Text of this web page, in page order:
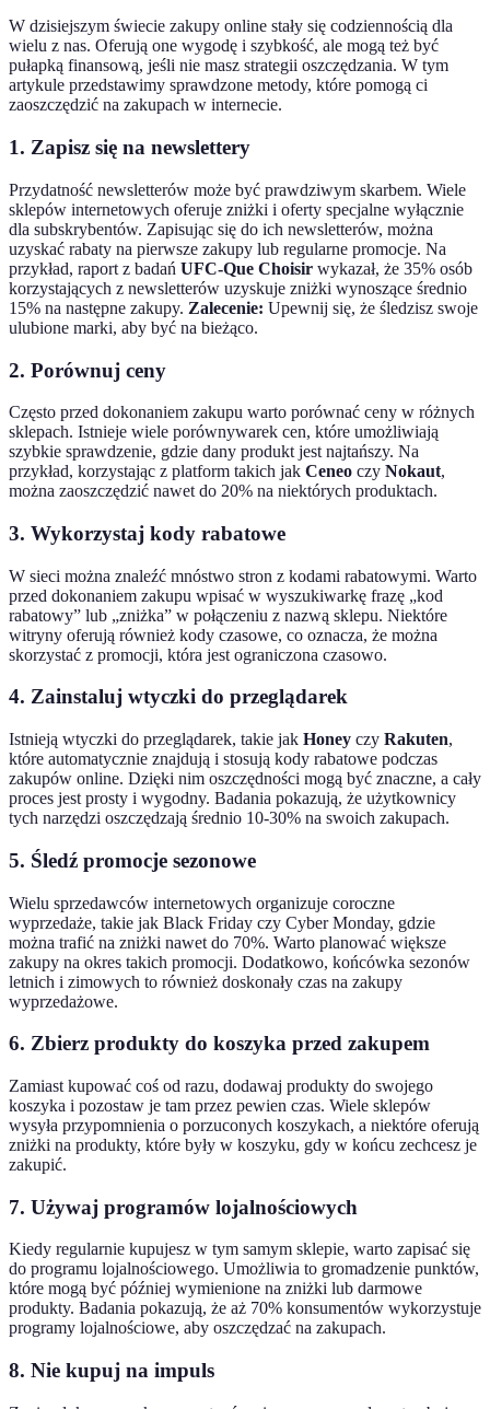
W dzisiejszym świecie zakupy online stały się codziennością dla
wielu z nas. Oferują one wygodę i szybkość, ale mogą też być
pułapką finansową, jeśli nie masz strategii oszczędzania. W tym
artykule przedstawimy sprawdzone metody, które pomogą ci
zaoszczędzić na zakupach w internecie.
1. Zapisz się na newslettery
Przydatność newsletterów może być prawdziwym skarbem. Wiele
sklepów internetowych oferuje zniżki i oferty specjalne wyłącznie
dla subskrybentów. Zapisując się do ich newsletterów, można
uzyskać rabaty na pierwsze zakupy lub regularne promocje. Na
przykład, raport z badań UFC-Que Choisir wykazał, że 35% osób
korzystających z newsletterów uzyskuje zniżki wynoszące średnio
15% na następne zakupy. Zalecenie: Upewnij się, że śledzisz swoje
ulubione marki, aby być na bieżąco.
2. Porównuj ceny
Często przed dokonaniem zakupu warto porównać ceny w różnych
sklepach. Istnieje wiele porównywarek cen, które umożliwiają
szybkie sprawdzenie, gdzie dany produkt jest najtańszy. Na
przykład, korzystając z platform takich jak Ceneo czy Nokaut,
można zaoszczędzić nawet do 20% na niektórych produktach.
3. Wykorzystaj kody rabatowe
W sieci można znaleźć mnóstwo stron z kodami rabatowymi. Warto
przed dokonaniem zakupu wpisać w wyszukiwarkę frazę „kod
rabatowy” lub „zniżka” w połączeniu z nazwą sklepu. Niektóre
witryny oferują również kody czasowe, co oznacza, że można
skorzystać z promocji, która jest ograniczona czasowo.
4. Zainstaluj wtyczki do przeglądarek
Istnieją wtyczki do przeglądarek, takie jak Honey czy Rakuten,
które automatycznie znajdują i stosują kody rabatowe podczas
zakupów online. Dzięki nim oszczędności mogą być znaczne, a cały
proces jest prosty i wygodny. Badania pokazują, że użytkownicy
tych narzędzi oszczędzają średnio 10-30% na swoich zakupach.
5. Śledź promocje sezonowe
Wielu sprzedawców internetowych organizuje coroczne
wyprzedaże, takie jak Black Friday czy Cyber Monday, gdzie
można trafić na zniżki nawet do 70%. Warto planować większe
zakupy na okres takich promocji. Dodatkowo, końcówka sezonów
letnich i zimowych to również doskonały czas na zakupy
wyprzedażowe.
6. Zbierz produkty do koszyka przed zakupem
Zamiast kupować coś od razu, dodawaj produkty do swojego
koszyka i pozostaw je tam przez pewien czas. Wiele sklepów
wysyła przypomnienia o porzuconych koszykach, a niektóre oferują
zniżki na produkty, które były w koszyku, gdy w końcu zechcesz je
zakupić.
7. Używaj programów lojalnościowych
Kiedy regularnie kupujesz w tym samym sklepie, warto zapisać się
do programu lojalnościowego. Umożliwia to gromadzenie punktów,
które mogą być później wymienione na zniżki lub darmowe
produkty. Badania pokazują, że aż 70% konsumentów wykorzystuje
programy lojalnościowe, aby oszczędzać na zakupach.
8. Nie kupuj na impuls